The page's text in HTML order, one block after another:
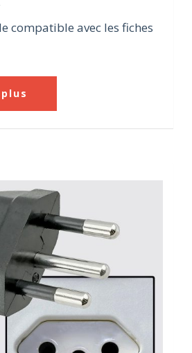
compatible avec les fiches